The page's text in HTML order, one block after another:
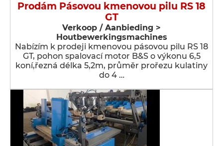
Prodám Pásovou kmenovou pilu RS 18
GT
Verkoop / Aanbieding >
Houtbewerkingsmachines
Nabízím k prodeji kmenovou pásovou pilu RS 18
GT, pohon spalovací motor B&S o výkonu 6,5
koní,řezná délka 5,2m, průměr prořezu kulatiny
do 4 …